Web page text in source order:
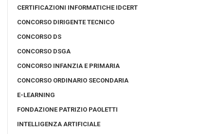
CERTIFICAZIONI INFORMATICHE IDCERT
CONCORSO DIRIGENTE TECNICO
CONCORSO DS
CONCORSO DSGA
CONCORSO INFANZIA E PRIMARIA
CONCORSO ORDINARIO SECONDARIA
E-LEARNING
FONDAZIONE PATRIZIO PAOLETTI
INTELLIGENZA ARTIFICIALE